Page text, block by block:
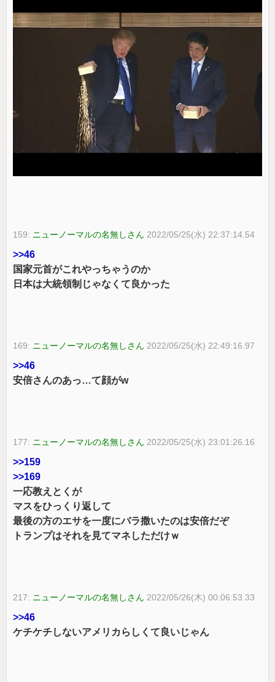
159: ニューノーマルの名無しさん 2022/05/25(水) 22:37:14.54
>>46
国家元首がこれやっちゃうのか
日本は大統領制じゃなくて良かった
169: ニューノーマルの名無しさん 2022/05/25(水) 22:49:16.97
>>46
安倍さんのあっ…て顔がw
177: ニューノーマルの名無しさん 2022/05/25(水) 23:01:26.16
>>159
>>169
一応教えとくが
マスをひっくり返して
最後の方のエサを一度にバラ撒いたのは安倍だぞ
トランプはそれを見てマネしただけｗ
217: ニューノーマルの名無しさん 2022/05/26(木) 00:06:53.33
>>46
ケチケチしないアメリカらしくて良いじゃん